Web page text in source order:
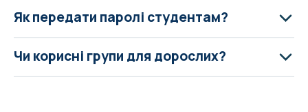
Як передати паролі студентам?
Чи корисні групи для дорослих?